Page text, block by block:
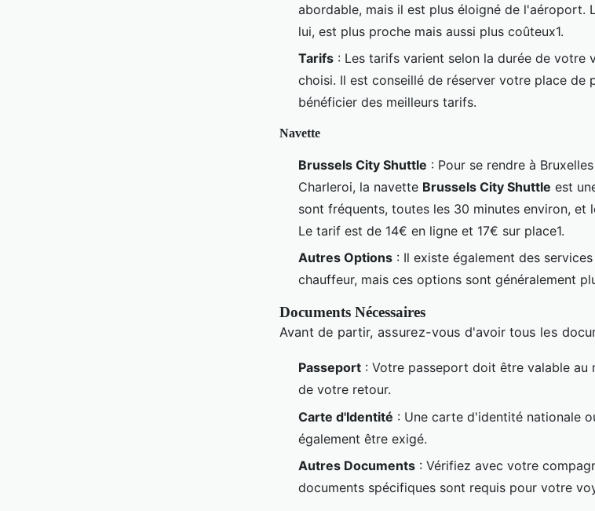
abordable, mais il est plus éloigné de l'aéroport.
lui, est plus proche mais aussi plus coûteux1.
Tarifs : Les tarifs varient selon la durée de votre
choisi. Il est conseillé de réserver votre place de
bénéficier des meilleurs tarifs.
Navette
Brussels City Shuttle : Pour se rendre à
Charleroi, la navette Brussels City Shuttle est
sont fréquents, toutes les 30 minutes environ, et
Le tarif est de 14€ en ligne et 17€ sur place1.
Autres Options : Il existe également des
chauffeur, mais ces options sont généralement
Documents Nécessaires
Avant de partir, assurez-vous d'avoir tous les
Passeport : Votre passeport doit être valable au
de votre retour.
Carte d'Identité : Une carte d'identité nationale
également être exigé.
Autres Documents : Vérifiez avec votre
documents spécifiques sont requis pour votre